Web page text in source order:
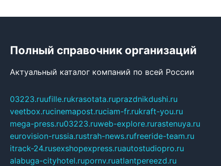
Полный справочник организаций
Актуальный каталог компаний по всей России
03223.ruufille.rukrasotata.ruprazdnikdushi.ru
veetbox.rucinemapost.ruciam-fr.rukraft-you.ru
mega-press.ru03223.ruweb-explore.rurastenuya.ru
eurovision-russia.rustrah-news.rufreeride-team.ru
itrack-24.rusexshopexpress.ruautostudiopro.ru
alabuga-cityhotel.rupornv.ruatlantpereezd.ru